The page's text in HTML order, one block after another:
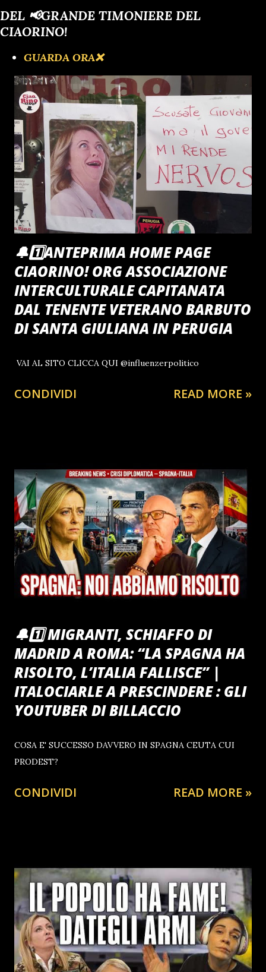
DEL 📢GRANDE TIMONIERE DEL
CIAORINO!
GUARDA ORA❌️
🔔1️⃣ANTEPRIMA HOME PAGE
CIAORINO! ORG ASSOCIAZIONE
INTERCULTURALE CAPITANATA
DAL TENENTE VETERANO BARBUTO
DI SANTA GIULIANA IN PERUGIA
VAI AL SITO CLICCA QUI @influenzerpolitico
CONDIVIDI READ MORE »
🔔1️⃣ MIGRANTI, SCHIAFFO DI
MADRID A ROMA: “LA SPAGNA HA
RISOLTO, L’ITALIA FALLISCE” |
ITALOCIARLE A PRESCINDERE : GLI
YOUTUBER DI BILLACCIO
COSA E' SUCCESSO DAVVERO IN SPAGNA CEUTA CUI
PRODEST?
CONDIVIDI READ MORE »